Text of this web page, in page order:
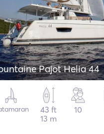
Pajot Helia 44
43 ft
13 m
10